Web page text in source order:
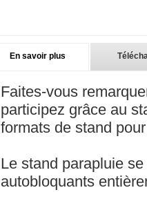
En savoir plus
Faites-vous
participez grâce au
formats de stand
Le stand parapluie
autobloquants